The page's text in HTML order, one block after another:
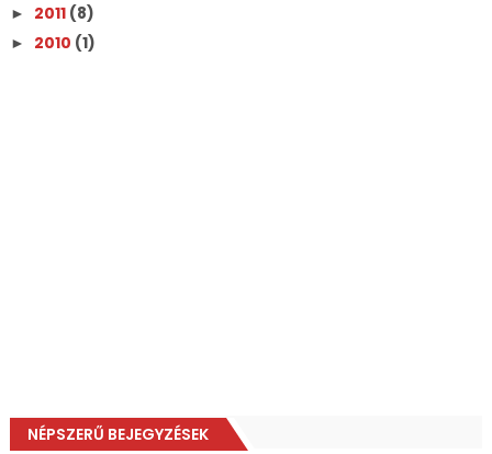
► 2011 (8)
► 2010 (1)
NÉPSZERŰ BEJEGYZÉSEK